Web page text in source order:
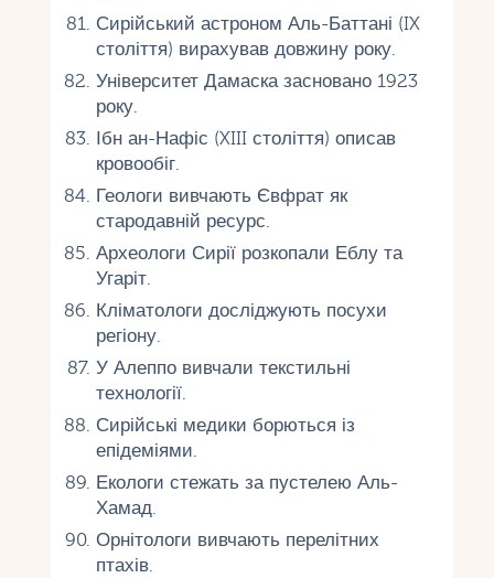
Сирійський астроном Аль-Баттані (IX
століття) вирахував довжину року.
Університет Дамаска засновано 1923
року.
Ібн ан-Нафіс (XIII століття) описав
кровообіг.
Геологи вивчають Євфрат як
стародавній ресурс.
Археологи Сирії розкопали Еблу та
Угаріт.
Кліматологи досліджують посухи
регіону.
У Алеппо вивчали текстильні
технології.
Сирійські медики борються із
епідеміями.
Екологи стежать за пустелею Аль-
Хамад.
Орнітологи вивчають перелітних
птахів.